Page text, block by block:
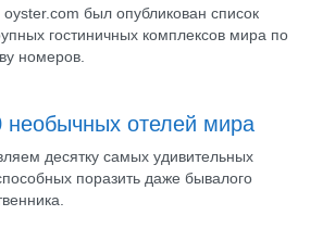
oyster.com был опубликован список
гостиничных комплексов мира по
номеров.
необычных отелей мира
десятку самых удивительных
поразить даже бывалого